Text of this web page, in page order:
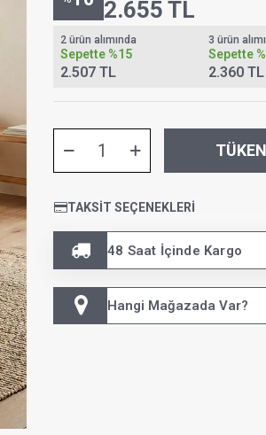
2.655 TL
2 ürün alımında
Sepette %15
2.507 TL
3 ürün
Sepette
2.360 TL
TAKSIT SEÇENEKLERI
48 Saat İçinde Kargo
Hangi Mağazada Var?